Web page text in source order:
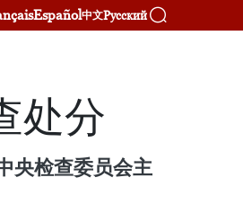
Español中文Русский
处分
央检查委员会主